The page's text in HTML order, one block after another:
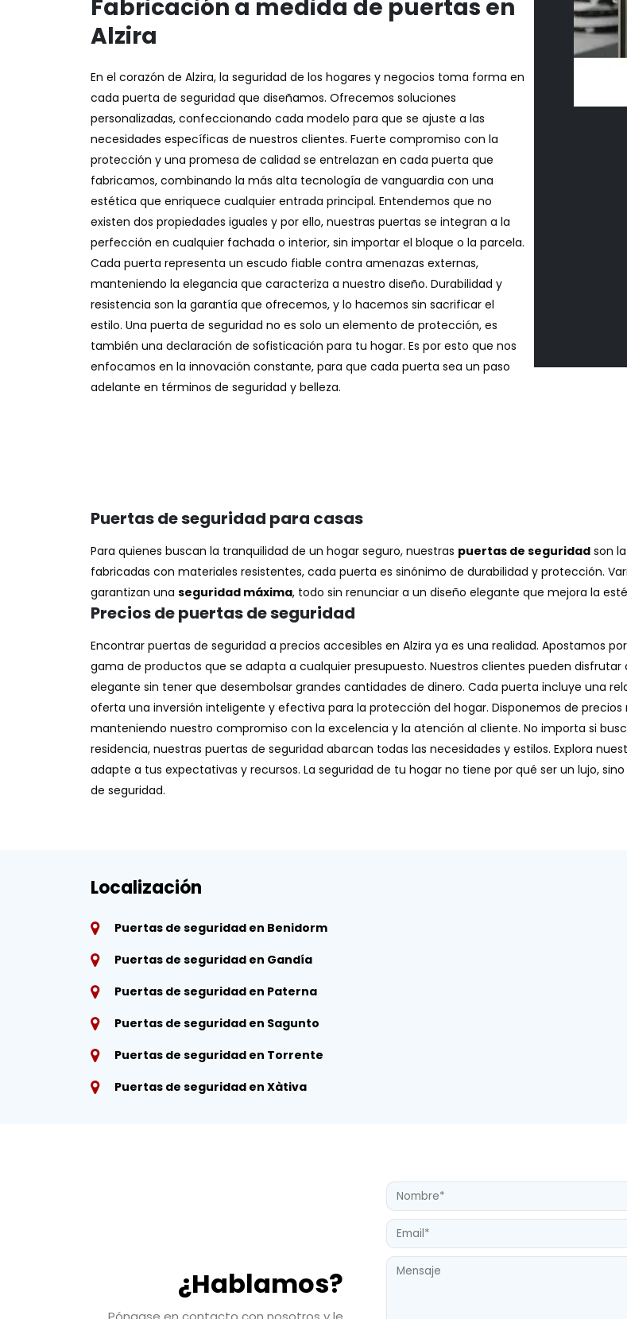
Fabricación a medida de puertas en
Alzira
En el corazón de Alzira, la seguridad de los hogares y negocios toma forma en
cada puerta de seguridad que diseñamos. Ofrecemos soluciones
personalizadas, confeccionando cada modelo para que se ajuste a las
necesidades específicas de nuestros clientes. Fuerte compromiso con la
protección y una promesa de calidad se entrelazan en cada puerta que
fabricamos, combinando la más alta tecnología de vanguardia con una
estética que enriquece cualquier entrada principal. Entendemos que no
existen dos propiedades iguales y por ello, nuestras puertas se integran a la
perfección en cualquier fachada o interior, sin importar el bloque o la parcela.
Cada puerta representa un escudo fiable contra amenazas externas,
manteniendo la elegancia que caracteriza a nuestro diseño. Durabilidad y
resistencia son la garantía que ofrecemos, y lo hacemos sin sacrificar el
estilo. Una puerta de seguridad no es solo un elemento de protección, es
también una declaración de sofisticación para tu hogar. Es por esto que nos
enfocamos en la innovación constante, para que cada puerta sea un paso
adelante en términos de seguridad y belleza.
Puertas de seguridad para casas
Para quienes buscan la tranquilidad de un hogar seguro, nuestras puertas de seguridad son
fabricadas con materiales resistentes, cada puerta es sinónimo de durabilidad y protección.
garantizan una seguridad máxima, todo sin renunciar a un diseño elegante que mejora la
Precios de puertas de seguridad
Encontrar puertas de seguridad a precios accesibles en Alzira ya es una realidad. Apostamos
gama de productos que se adapta a cualquier presupuesto. Nuestros clientes pueden
elegante sin tener que desembolsar grandes cantidades de dinero. Cada puerta incluye una
oferta una inversión inteligente y efectiva para la protección del hogar. Disponemos de
manteniendo nuestro compromiso con la excelencia y la atención al cliente. No importa si
residencia, nuestras puertas de seguridad abarcan todas las necesidades y estilos. Explora
adapte a tus expectativas y recursos. La seguridad de tu hogar no tiene por qué ser un lujo,
de seguridad.
Localización
Puertas de seguridad en Benidorm
Puertas de seguridad en Gandía
Puertas de seguridad en Paterna
Puertas de seguridad en Sagunto
Puertas de seguridad en Torrente
Puertas de seguridad en Xàtiva
¿Hablamos?